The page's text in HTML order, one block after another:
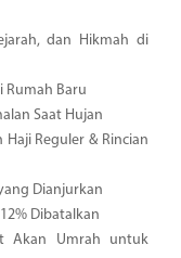
dan Hikmah di
Rumah Baru
Saat Hujan
Reguler & Rincian
Dianjurkan
Dibatalkan
Akan Umrah untuk